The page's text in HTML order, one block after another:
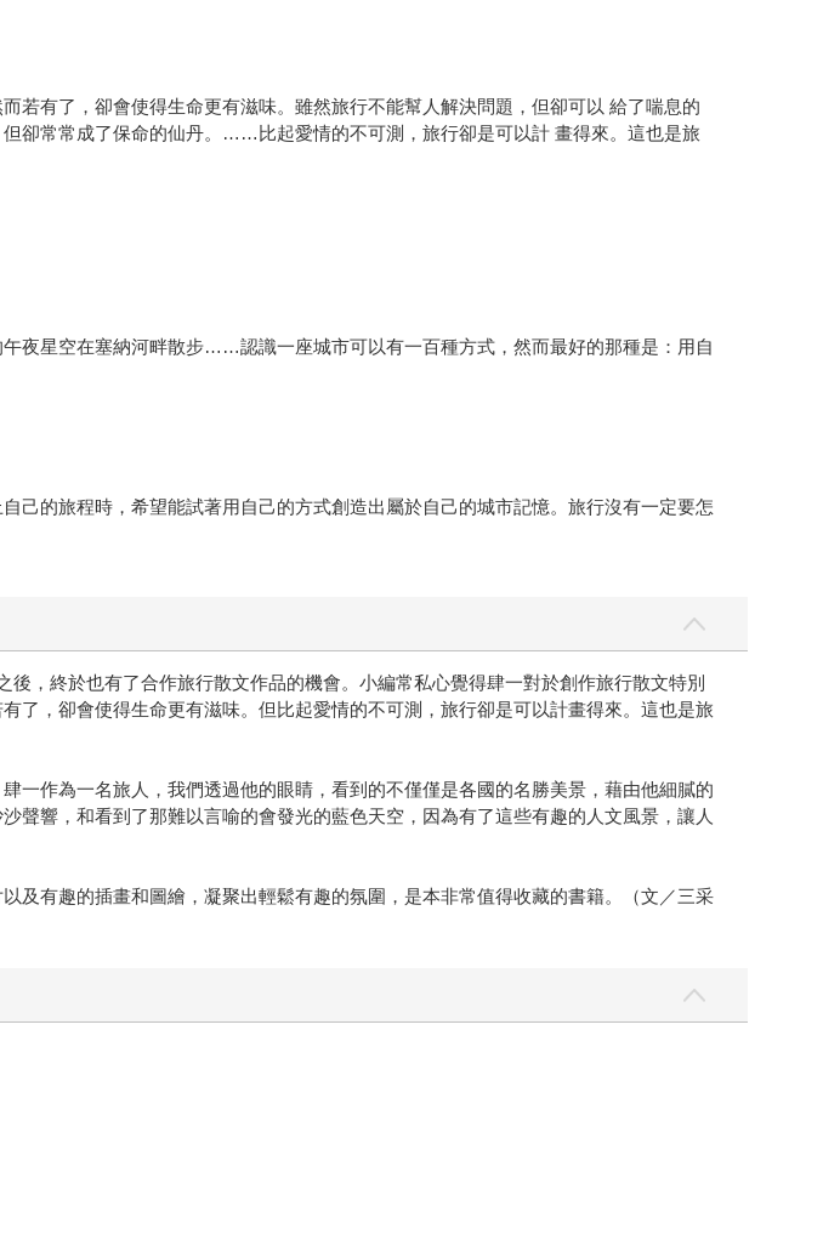
有了，卻會使得生命更有滋味。雖然旅行不能幫人解決問題，但卻可以 給了喘息的
卻常常成了保命的仙丹。……比起愛情的不可測，旅行卻是可以計 畫得來。這也是旅
夜星空在塞納河畔散步……認識一座城市可以有一百種方式，然而最好的那種是：用自
己的旅程時，希望能試著用自己的方式創造出屬於自己的城市記憶。旅行沒有一定要怎
，終於也有了合作旅行散文作品的機會。小編常私心覺得肆一對於創作旅行散文特別
了，卻會使得生命更有滋味。但比起愛情的不可測，旅行卻是可以計畫得來。這也是旅
一作為一名旅人，我們透過他的眼睛，看到的不僅僅是各國的名勝美景，藉由他細膩的
聲響，和看到了那難以言喻的會發光的藍色天空，因為有了這些有趣的人文風景，讓人
及有趣的插畫和圖繪，凝聚出輕鬆有趣的氛圍，是本非常值得收藏的書籍。（文／三采